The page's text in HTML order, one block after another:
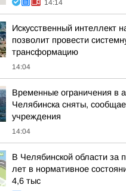
14:14
Искусственный интеллект
позволит провести
трансформацию
14:04
Временные ограничения в
Челябинска сняты,
учреждения
14:04
В Челябинской области за
лет в нормативное
4,6 тыс